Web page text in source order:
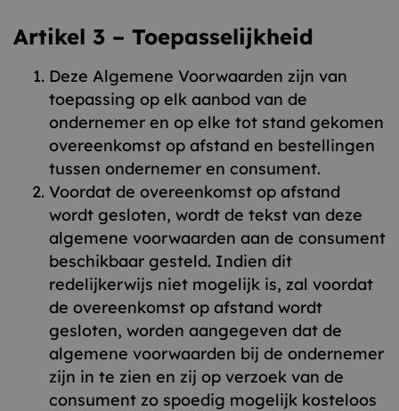
Artikel 3 – Toepasselijkheid
Deze Algemene Voorwaarden zijn van
toepassing op elk aanbod van de
ondernemer en op elke tot stand gekomen
overeenkomst op afstand en bestellingen
tussen ondernemer en consument.
Voordat de overeenkomst op afstand
wordt gesloten, wordt de tekst van deze
algemene voorwaarden aan de consument
beschikbaar gesteld. Indien dit
redelijkerwijs niet mogelijk is, zal voordat
de overeenkomst op afstand wordt
gesloten, worden aangegeven dat de
algemene voorwaarden bij de ondernemer
zijn in te zien en zij op verzoek van de
consument zo spoedig mogelijk kosteloos